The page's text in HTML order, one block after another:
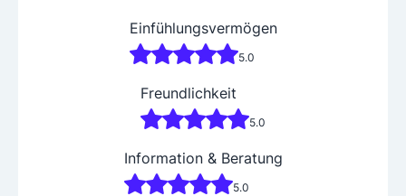
Einfühlungsvermögen
5.0
Freundlichkeit
5.0
Information & Beratung
5.0